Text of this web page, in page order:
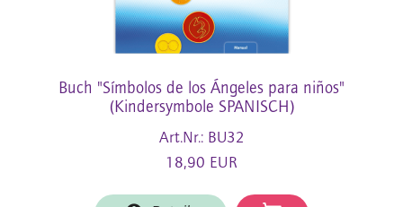
Buch "Símbolos de los Ángeles para niños"
(Kindersymbole SPANISCH)
Art.Nr.: BU32
18,90 EUR